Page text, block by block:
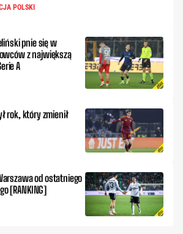
POLSKI
pnie się w
z największą
A
rok, który zmienił
od ostatniego
[RANKING]